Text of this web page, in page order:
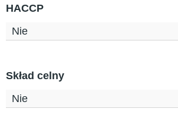
HACCP
Nie
Skład celny
Nie